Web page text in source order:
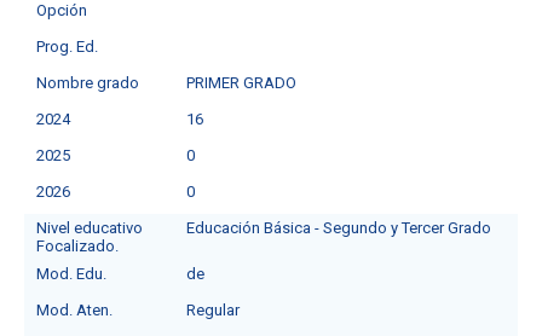
Opción
Prog. Ed.
Nombre grado
PRIMER GRADO
2024
16
2025
0
2026
0
Nivel educativo
Educación Básica - Segundo y Tercer Grado
Focalizado.
Mod. Edu.
de
Mod. Aten.
Regular